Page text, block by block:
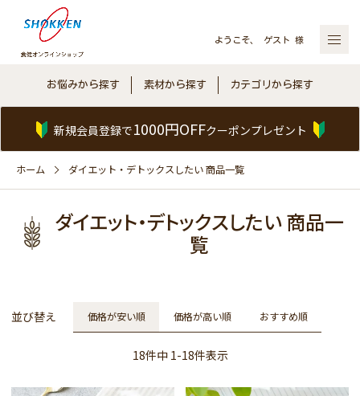
ようこそ、 ゲスト 様
お悩みから探す 素材から探す カテゴリから探す
新規会員登録で1000円OFFクーポンプレゼント
ホーム ダイエット・デトックスしたい 商品一覧
ダイエット・デトックスしたい 商品一
覧
並び替え 価格が安い順 価格が高い順 おすすめ順
18件中 1-18件表示